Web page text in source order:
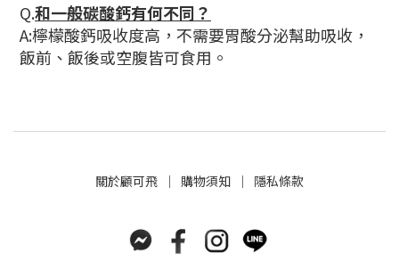
Q.和一般碳酸鈣有何不同？
A:檸檬酸鈣吸收度高，不需要胃酸分泌幫助吸收，
飯前、飯後或空腹皆可食用。
關於顧可飛 │ 購物須知 │ 隱私條款